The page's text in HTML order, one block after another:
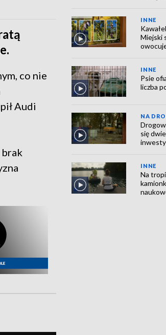
co nie
Audi
INNE
Miejski
INNE
Psie
liczba
NA
się
INNE
Na